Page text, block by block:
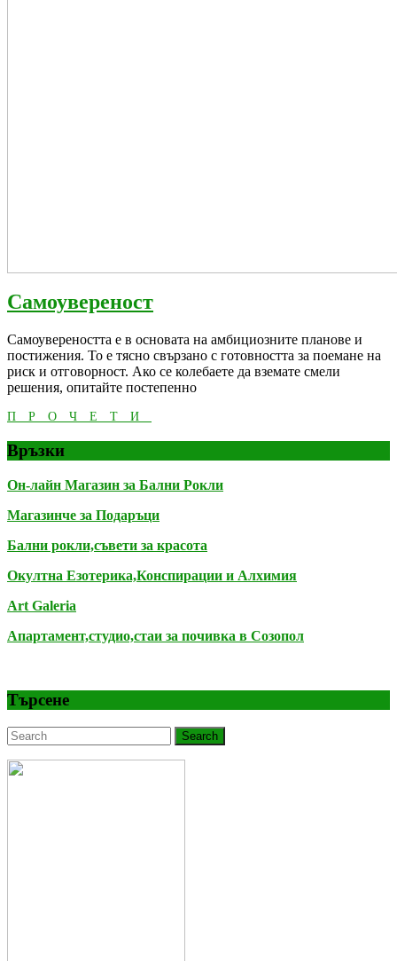
СамоувереностСамоувереност
Самоувереността е в основата на амбициозните планове и
постижения. То е тясно свързано с готовността за поемане на
риск и отговорност. Ако се колебаете да вземате смели
решения, опитайте постепенно
ПРОЧЕТИ
Връзки
Он-лайн Магазин за Бални Рокли
Магазинче за Подаръци
Бални рокли,съвети за красота
Окултна Езотерика,Конспирации и Алхимия
Art Galeria
Апартамент,студио,стаи за почивка в Созопол
Търсене
Search
for: